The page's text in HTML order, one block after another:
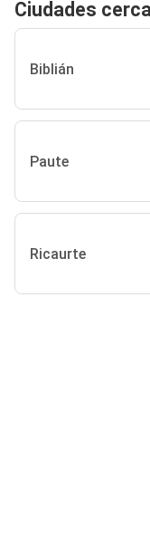
Ciudades
Biblián
Paute
Ricaurte